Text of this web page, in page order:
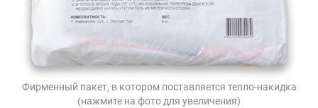
Фирменный пакет, в котором поставляется тепло-накидка
(нажмите на фото для увеличения)